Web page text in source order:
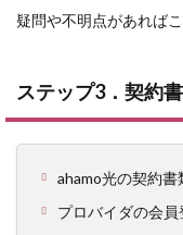
疑問や不明点があれば
ステップ3．契約
ahamo光の契約書
プロバイダの会員